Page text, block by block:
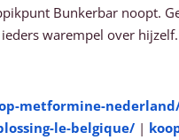
Bunkerbar noopt.
warempel over
metformine-
le-belgique/ |